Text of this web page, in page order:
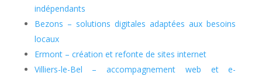
indépendants
Bezons – solutions digitales adaptées aux besoins
locaux
Ermont – création et refonte de sites internet
Villiers-le-Bel – accompagnement web et e-